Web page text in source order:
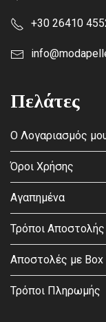
+30 26410
Πελάτες
Ο Λογαριασμός
Όροι Χρήσης
Αγαπημένα
Τρόποι Αποστολής
Αποστολές με Box
Τρόποι Πληρωμής